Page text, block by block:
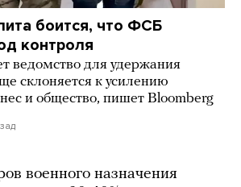
боится, что ФСБ
контроля
ведомство для удержания
склоняется к усилению
и общество, пишет Bloomberg
военного назначения